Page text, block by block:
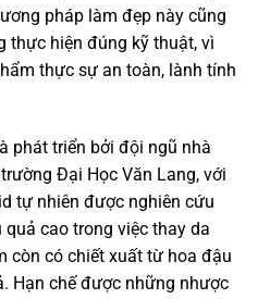
pháp làm đẹp này cũng
thực hiện đúng kỹ thuật, vì
thực sự an toàn, lành tính
phát triển bởi đội ngũ nhà
Đại Học Văn Lang, với
tự nhiên được nghiên cứu
cao trong việc thay da
còn có chiết xuất từ hoa đậu
Hạn chế được những nhược